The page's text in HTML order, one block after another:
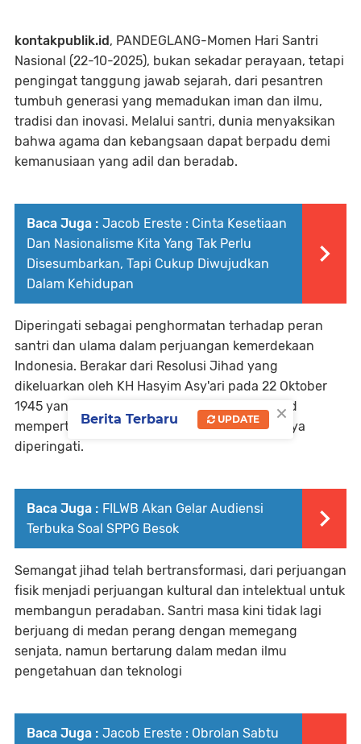
kontakpublik.id, PANDEGLANG-Momen Hari Santri
Nasional (22-10-2025), bukan sekadar perayaan, tetapi
pengingat tanggung jawab sejarah, dari pesantren
tumbuh generasi yang memadukan iman dan ilmu,
tradisi dan inovasi. Melalui santri, dunia menyaksikan
bahwa agama dan kebangsaan dapat berpadu demi
kemanusiaan yang adil dan beradab.
Baca Juga : Jacob Ereste : Cinta Kesetiaan
Dan Nasionalisme Kita Yang Tak Perlu
Disesumbarkan, Tapi Cukup Diwujudkan
Dalam Kehidupan
Diperingati sebagai penghormatan terhadap peran
santri dan ulama dalam perjuangan kemerdekaan
Indonesia. Berakar dari Resolusi Jihad yang
dikeluarkan oleh KH Hasyim Asy'ari pada 22 Oktober
1945 yang memerintahkan umat Islam berjihad
mempertahankan kemerdekaan. Setiap tahunya
diperingati.
Baca Juga : FILWB Akan Gelar Audiensi
Terbuka Soal SPPG Besok
Semangat jihad telah bertransformasi, dari perjuangan
fisik menjadi perjuangan kultural dan intelektual untuk
membangun peradaban. Santri masa kini tidak lagi
berjuang di medan perang dengan memegang
senjata, namun bertarung dalam medan ilmu
pengetahuan dan teknologi
Baca Juga : Jacob Ereste : Obrolan Sabtu
×
Berita Terbaru UPDATE